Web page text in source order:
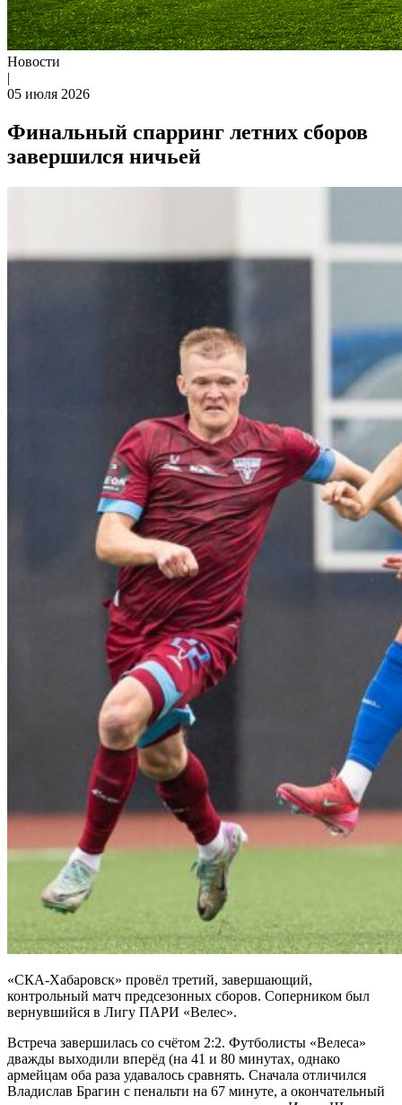
Новости
|
05 июля 2026
Финальный спарринг летних сборов
завершился ничьей
«СКА-Хабаровск» провёл третий, завершающий,
контрольный матч предсезонных сборов. Соперником был
вернувшийся в Лигу ПАРИ «Велес».
Встреча завершилась со счётом 2:2. Футболисты «Велеса»
дважды выходили вперёд (на 41 и 80 минутах, однако
армейцам оба раза удавалось сравнять. Сначала отличился
Владислав Брагин с пенальти на 67 минуте, а окончательный